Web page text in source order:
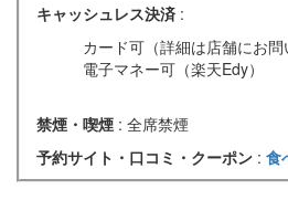
キャッシュレス決済 :
カード可（詳細は店舗にお問
電子マネー可（楽天Edy）
禁煙・喫煙 : 全席禁煙
予約サイト・口コミ・クーポン : 食